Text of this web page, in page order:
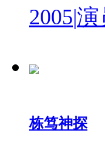
2005|演
栋笃神探